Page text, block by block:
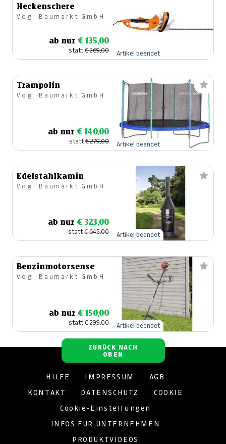
Heckenschere
Vogl Baumarkt GmbH
ab nur € 135,00
statt€ 269,00 Artikel beendet
Trampolin
Vogl Baumarkt GmbH
ab nur € 140,00
statt€ 279,00 Artikel beendet
Edelstahlkamin
Vogl Baumarkt GmbH
ab nur € 323,00
statt€ 645,00 Artikel beendet
Benzinmotorsense
Vogl Baumarkt GmbH
ab nur € 150,00
statt€ 299,00 Artikel beendet
ZURÜCK NACH
OBEN
HILFE IMPRESSUM AGB
KONTAKT DATENSCHUTZ COOKIE
Cookie-Einstellungen
INFOS FÜR UNTERNEHMEN
PRODUKTVIDEOS